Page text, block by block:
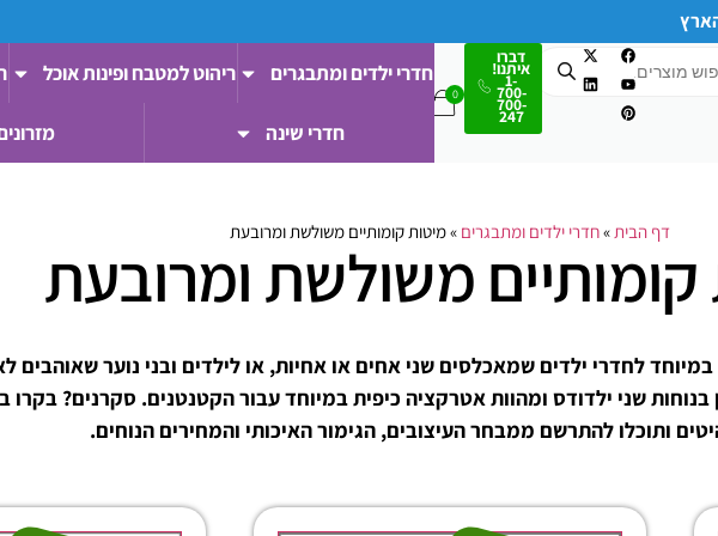
דברו
איתנו!
1-
700-
700-
247
חדרי ילדים ומתבגרים ריהוט למטבח ופינות אוכל
חדרי שינה
דף הבית»חדרי ילדים ומתבגרים »מיטות קומותיים משולשת ומרובעת
קומותיים משולשת ומרובעת
במיוחד לחדרי ילדים שמאכלסים שני אחים או אחיות, או לילדים ובני נוער
שני ילדודס ומהוות אטרקציה כיפית במיוחד עבור הקטנטנים. סקרנים? בקרו
ותוכלו להתרשם ממבחר העיצובים, הגימור האיכותי והמחירים הנוחים.